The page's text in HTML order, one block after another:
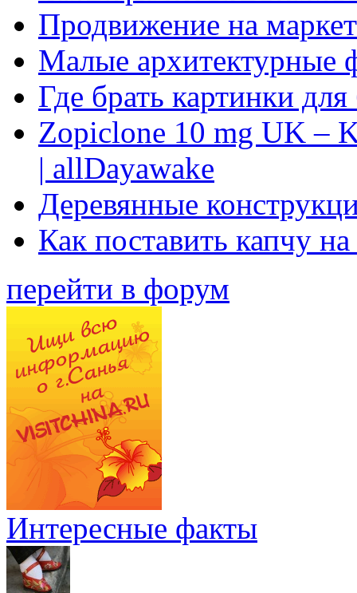
Продвижение на
Малые архитектурные
Где брать картинки
Zopiclone 10 mg UK –
| allDayawake
Деревянные
Как поставить капчу
перейти в форум
Интересные факты